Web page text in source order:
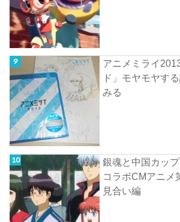
アニメミライ
ド」モヤモヤす
みる
銀魂と中国カッ
コラボCMアニ
見合い編